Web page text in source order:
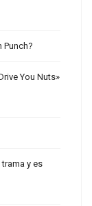
Punch?
You Nuts»
y es